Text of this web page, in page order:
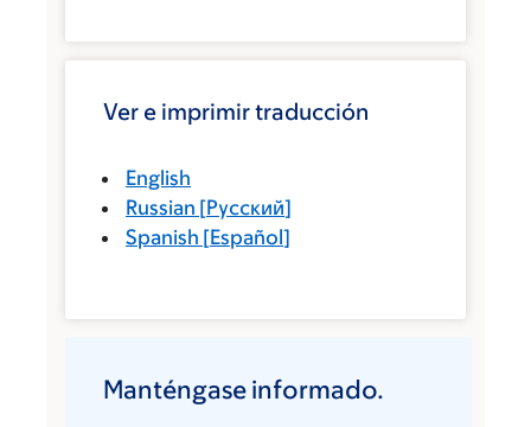
Ver e imprimir traducción
English
Russian [Русский]
Spanish [Español]
Manténgase informado.